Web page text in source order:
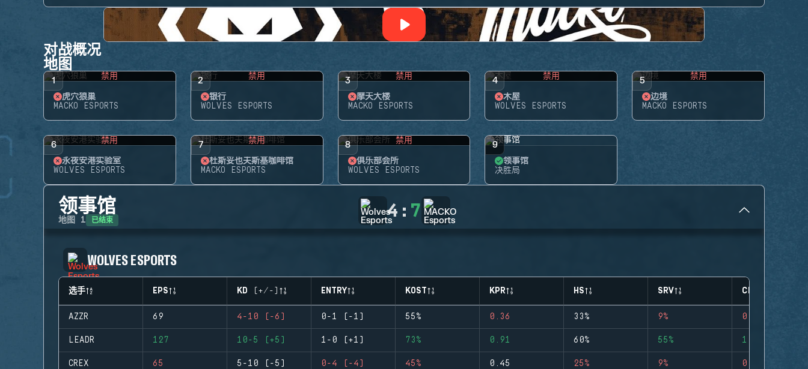
对战概况
地图
1 禁用
虎穴狼巢
MACKO ESPORTS
2 禁用
银行
WOLVES ESPORTS
3 禁用
摩天大楼
MACKO ESPORTS
4 禁用
木屋
WOLVES ESPORTS
5 禁用
边境
MACKO ESPORTS
6 禁用
永夜安港实验室
WOLVES ESPORTS
7 禁用
杜斯妥也夫斯基咖啡馆
MACKO ESPORTS
8 禁用
俱乐部会所
WOLVES ESPORTS
9
领事馆
决胜局
领事馆
地图 1 已结束 4 : 7
WOLVES ESPORTS
选手 EPS KD (+/-) ENTRY KOST KPR HS SRV CLUTCHES
AZZR 69 4-10 (-6) 0-1 (-1) 55% 0.36 33% 9% 0
LEADR 127 10-5 (+5) 1-0 (+1) 73% 0.91 60% 55% 1
CREX 65 5-10 (-5) 0-4 (-4) 45% 0.45 25% 9% 0